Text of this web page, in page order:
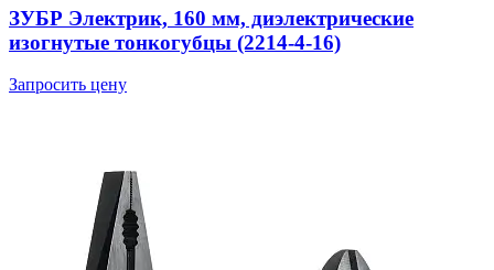
ЗУБР Электрик, 160 мм, диэлектрические
изогнутые тонкогубцы (2214-4-16)
Запросить цену